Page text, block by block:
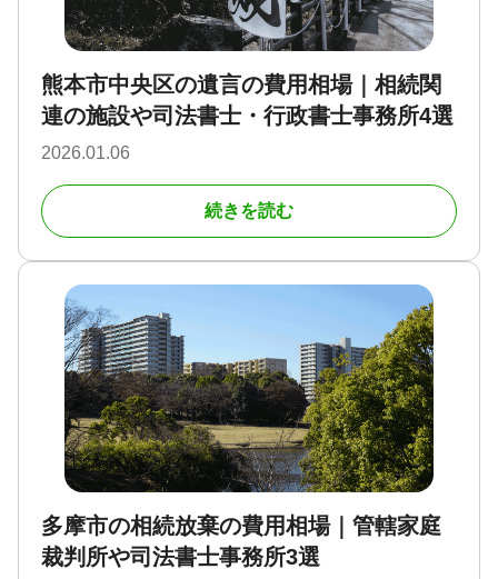
熊本市中央区の遺言の費用相場｜相続関
連の施設や司法書士・行政書士事務所4選
2026.01.06
続きを読む
多摩市の相続放棄の費用相場｜管轄家庭
裁判所や司法書士事務所3選